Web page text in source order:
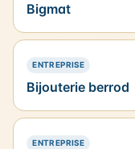
Bigmat
ENTREPRISE—
Bijouterie berrod
ENTREPRISE—